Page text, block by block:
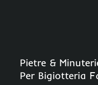
Pietre &
Per Bigiotteria